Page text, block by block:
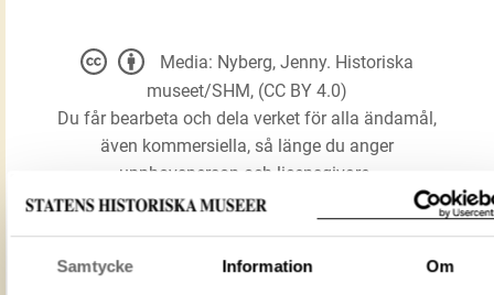
Samtycke Information Om
Media: Nyberg, Jenny. Historiska
museet/SHM, (CC BY 4.0)
Du får bearbeta och dela verket för alla ändamål,
även kommersiella, så länge du anger
upphovsperson och licensgivare.